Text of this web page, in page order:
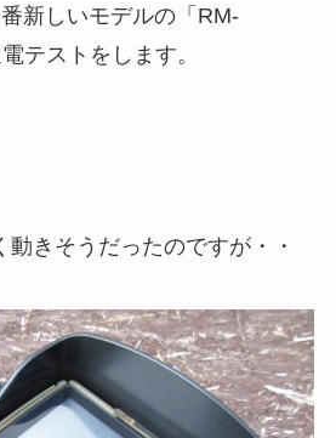
新しいモデルの「RM-
テストをします。
動きそうだったのですが・・